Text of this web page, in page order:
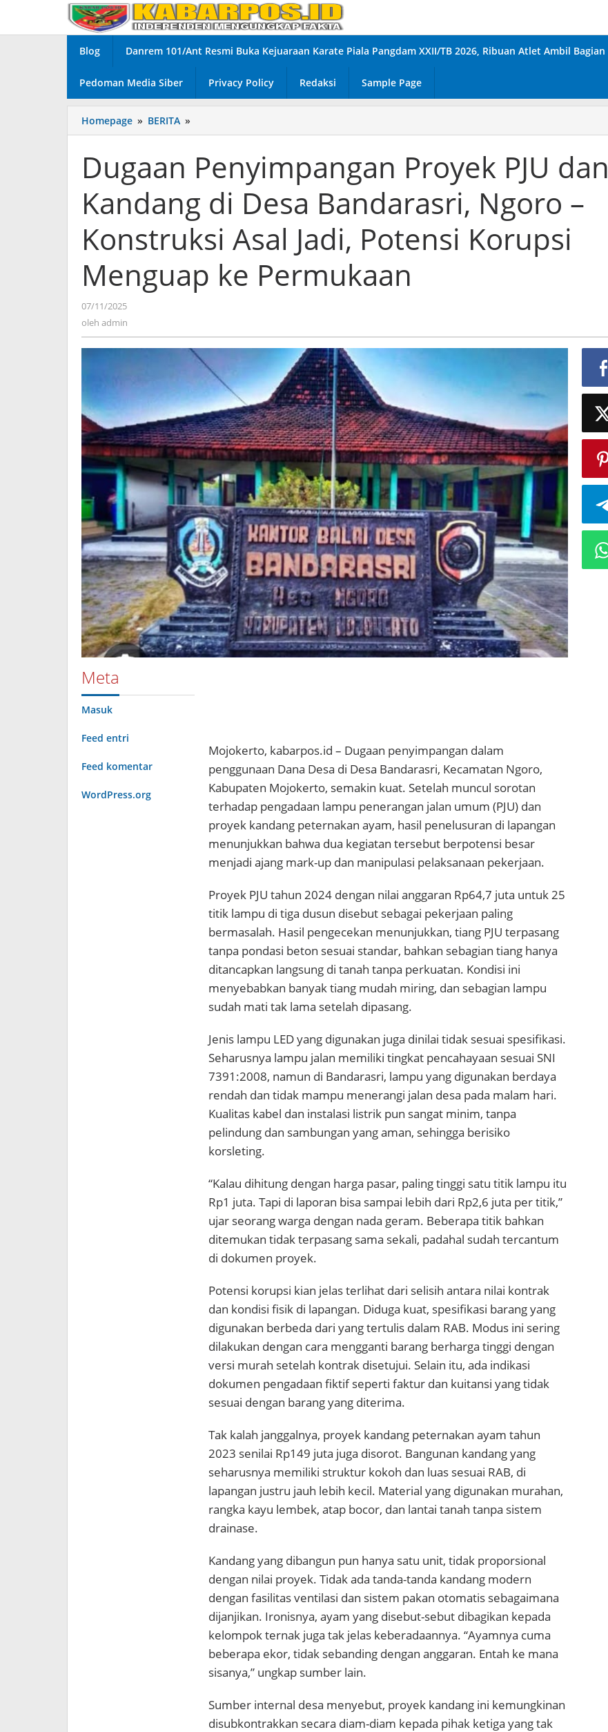
konten
Blog Danrem 101/Ant Resmi Buka Kejuaraan Karate Piala Pangdam XXII/TB 2026, Ribuan Atlet Ambil Bagian
Pedoman Media Siber Privacy Policy Redaksi Sample Page
Homepage » BERITA »
Penyimpangan
PJU
dan
Kandang
di
Desa
Bandarasri,
Ngoro
Konstruksi
Asal
Korupsi
Menguap
ke
Permukaan
Dugaan Penyimpangan Proyek PJU dan
Kandang di Desa Bandarasri, Ngoro –
Konstruksi Asal Jadi, Potensi Korupsi
Menguap ke Permukaan
07/11/2025
oleh admin
Meta
Masuk
Feed entri
Feed komentar
WordPress.org
Mojokerto, kabarpos.id – Dugaan penyimpangan dalam
penggunaan Dana Desa di Desa Bandarasri, Kecamatan Ngoro,
Kabupaten Mojokerto, semakin kuat. Setelah muncul sorotan
terhadap pengadaan lampu penerangan jalan umum (PJU) dan
proyek kandang peternakan ayam, hasil penelusuran di lapangan
menunjukkan bahwa dua kegiatan tersebut berpotensi besar
menjadi ajang mark-up dan manipulasi pelaksanaan pekerjaan.
Proyek PJU tahun 2024 dengan nilai anggaran Rp64,7 juta untuk 25
titik lampu di tiga dusun disebut sebagai pekerjaan paling
bermasalah. Hasil pengecekan menunjukkan, tiang PJU terpasang
tanpa pondasi beton sesuai standar, bahkan sebagian tiang hanya
ditancapkan langsung di tanah tanpa perkuatan. Kondisi ini
menyebabkan banyak tiang mudah miring, dan sebagian lampu
sudah mati tak lama setelah dipasang.
Jenis lampu LED yang digunakan juga dinilai tidak sesuai spesifikasi.
Seharusnya lampu jalan memiliki tingkat pencahayaan sesuai SNI
7391:2008, namun di Bandarasri, lampu yang digunakan berdaya
rendah dan tidak mampu menerangi jalan desa pada malam hari.
Kualitas kabel dan instalasi listrik pun sangat minim, tanpa
pelindung dan sambungan yang aman, sehingga berisiko
korsleting.
“Kalau dihitung dengan harga pasar, paling tinggi satu titik lampu itu
Rp1 juta. Tapi di laporan bisa sampai lebih dari Rp2,6 juta per titik,”
ujar seorang warga dengan nada geram. Beberapa titik bahkan
ditemukan tidak terpasang sama sekali, padahal sudah tercantum
di dokumen proyek.
Potensi korupsi kian jelas terlihat dari selisih antara nilai kontrak
dan kondisi fisik di lapangan. Diduga kuat, spesifikasi barang yang
digunakan berbeda dari yang tertulis dalam RAB. Modus ini sering
dilakukan dengan cara mengganti barang berharga tinggi dengan
versi murah setelah kontrak disetujui. Selain itu, ada indikasi
dokumen pengadaan fiktif seperti faktur dan kuitansi yang tidak
sesuai dengan barang yang diterima.
Tak kalah janggalnya, proyek kandang peternakan ayam tahun
2023 senilai Rp149 juta juga disorot. Bangunan kandang yang
seharusnya memiliki struktur kokoh dan luas sesuai RAB, di
lapangan justru jauh lebih kecil. Material yang digunakan murahan,
rangka kayu lembek, atap bocor, dan lantai tanah tanpa sistem
drainase.
Kandang yang dibangun pun hanya satu unit, tidak proporsional
dengan nilai proyek. Tidak ada tanda-tanda kandang modern
dengan fasilitas ventilasi dan sistem pakan otomatis sebagaimana
dijanjikan. Ironisnya, ayam yang disebut-sebut dibagikan kepada
kelompok ternak juga tak jelas keberadaannya. “Ayamnya cuma
beberapa ekor, tidak sebanding dengan anggaran. Entah ke mana
sisanya,” ungkap sumber lain.
Sumber internal desa menyebut, proyek kandang ini kemungkinan
disubkontrakkan secara diam-diam kepada pihak ketiga yang tak